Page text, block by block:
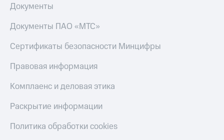
Документы
Документы ПАО «МТС»
Сертификаты безопасности Минцифры
Правовая информация
Комплаенс и деловая этика
Раскрытие информации
Политика обработки cookies